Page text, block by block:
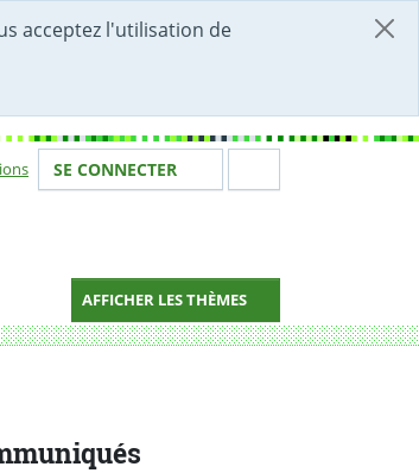
acceptez l'utilisation de
Votre identité
SE CONNECTER
AFFICHER LES THÈMES